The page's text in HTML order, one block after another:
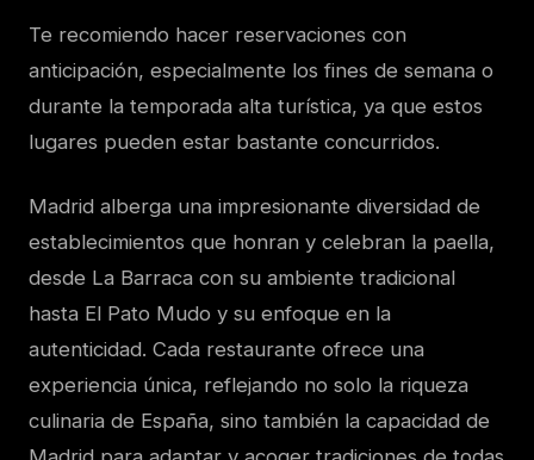
Te recomiendo hacer reservaciones con
anticipación, especialmente los fines de semana o
durante la temporada alta turística, ya que estos
lugares pueden estar bastante concurridos.
Madrid alberga una impresionante diversidad de
establecimientos que honran y celebran la paella,
desde La Barraca con su ambiente tradicional
hasta El Pato Mudo y su enfoque en la
autenticidad. Cada restaurante ofrece una
experiencia única, reflejando no solo la riqueza
culinaria de España, sino también la capacidad de